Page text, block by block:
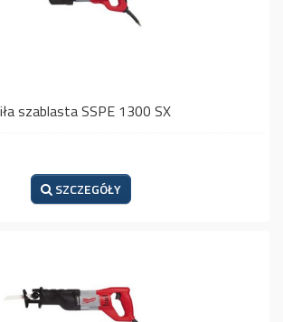
szablasta SSPE 1300 SX
SZCZEGÓŁY